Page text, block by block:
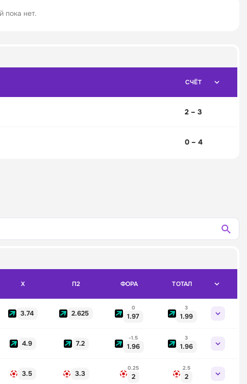
пока нет.
СЧЁТ
2 – 3
0 – 4
X П2 ФОРА ТОТАЛ
3.74 2.625
0
1.97
3
1.99
4.9 7.2
-1.5
1.96
3
1.96
3.5 3.3
0.25
2
2.5
2